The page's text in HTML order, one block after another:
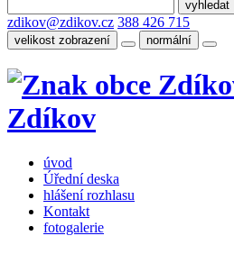
zdikov@zdikov.cz 388 426 715
velikost zobrazení normální
Zdíkov
úvod
Úřední deska
hlášení rozhlasu
Kontakt
fotogalerie